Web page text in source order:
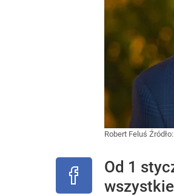
Robert Feluś Źródło:
Od 1